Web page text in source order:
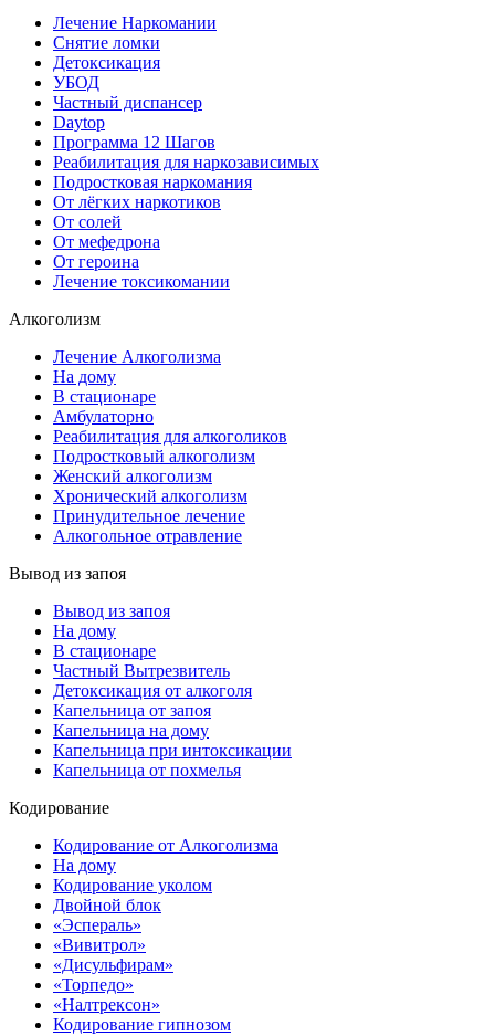
Лечение Наркомании
Снятие ломки
Детоксикация
УБОД
Частный диспансер
Daytop
Программа 12 Шагов
Реабилитация для наркозависимых
Подростковая наркомания
От лёгких наркотиков
От солей
От мефедрона
От героина
Лечение токсикомании
Алкоголизм
Лечение Алкоголизма
На дому
В стационаре
Амбулаторно
Реабилитация для алкоголиков
Подростковый алкоголизм
Женский алкоголизм
Хронический алкоголизм
Принудительное лечение
Алкогольное отравление
Вывод из запоя
Вывод из запоя
На дому
В стационаре
Частный Вытрезвитель
Детоксикация от алкоголя
Капельница от запоя
Капельница на дому
Капельница при интоксикации
Капельница от похмелья
Кодирование
Кодирование от Алкоголизма
На дому
Кодирование уколом
Двойной блок
«Эспераль»
«Вивитрол»
«Дисульфирам»
«Торпедо»
«Налтрексон»
Кодирование гипнозом